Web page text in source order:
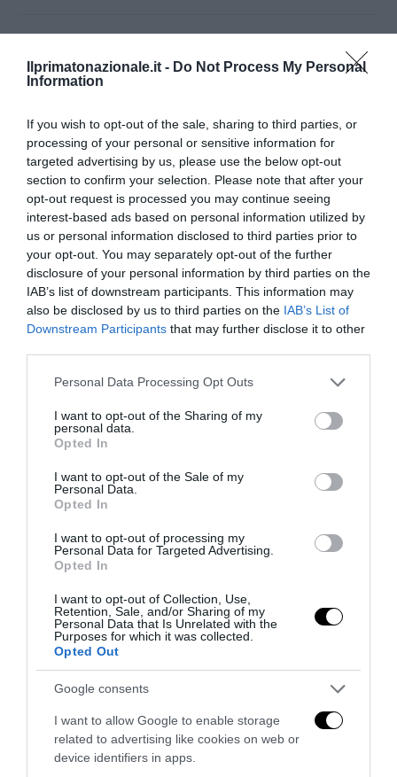
Ilprimatonazionale.it - Do Not Process My Personal
Information
If you wish to opt-out of the sale, sharing to third parties, or
processing of your personal or sensitive information for
targeted advertising by us, please use the below opt-out
section to confirm your selection. Please note that after your
opt-out request is processed you may continue seeing
interest-based ads based on personal information utilized by
us or personal information disclosed to third parties prior to
your opt-out. You may separately opt-out of the further
disclosure of your personal information by third parties on the
IAB’s list of downstream participants. This information may
also be disclosed by us to third parties on the IAB’s List of
Downstream Participants that may further disclose it to other
Please note that this website/app uses one or more Google
not limited to your visit or usage behaviour. You may click to
grant or deny consent to Google and its third-party tags to
use your data for below specified purposes in below Google
consent section.
Personal Data Processing Opt Outs
I want to opt-out of the Sharing of my
personal data.
Opted In
I want to opt-out of the Sale of my
Personal Data.
Opted In
I want to opt-out of processing my
Personal Data for Targeted Advertising.
Opted In
I want to opt-out of Collection, Use,
Retention, Sale, and/or Sharing of my
Personal Data that Is Unrelated with the
Purposes for which it was collected.
Opted Out
Google consents
I want to allow Google to enable storage
related to advertising like cookies on web or
device identifiers in apps.
Mustaine dei Megadeth e l’invettiva contro la “dittatura
sanitaria”: “Uniti nessuno potrà fermarci”
Draghi tra i 100 di Time: con lo “spiegone” dell’amica
15 Settembre 2021